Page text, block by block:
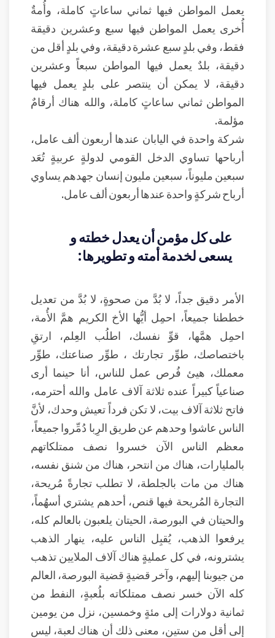
يعمل المواطن فيها ثماني ساعاتٍ كاملة، وأُمةٌ
أُخرى يعمل المواطن فيها سبع وعشرين دقيقة
فقط، وفي بلدٍ سبع عشرة دقيقة، وفي بلدٍ أقل من
دقيقة، بلدٌ يعمل فيها المواطن سبعاً وعشرين
دقيقة، لا يمكن أن ينتصر على بلدٍ يعمل فيها
المواطن ثماني ساعاتٍ كاملة، والله هناك أرقامٌ
مؤلمة.
شركة واحدة في اليابان عندها أربعون ألف عامل،
أرباحها تساوي الدخل القومي لدولةٍ عربيةٍ تُعَد
سبعين مليوناً، سبعين مليون إنسان جهدهم يساوي
أرباح شركةٍ واحدة عندها أربعون ألف عامل.
على كل مؤمن أن يعدل خطته و
يسعى لخدمة أمته و تطويرها:
الأمر دقيق جداً، لا بُدَّ من صحوةٍ، لا بُدَّ من تعديل
خططنا جميعاً، احمِل أيُّها الأخ الكريم همَّ الأُمة،
احمِل همَّها، قوِّ نفسك، اطلُب العِلم، ارتقِ
باختصاصك، طوِّر تجارتك ، طوِّر صناعتك، طوِّر
معملك، هيئ فُرص عمل للناس، أنا حينما أرى
صناعياً كبيراً عنده ثلاثة آلاف عامل والله أحترمه،
فاتح ثلاثة آلاف بيت، لا تكن فرداً تعيش وحدك، لأنَّ
الناس عاشوا وحدهم عن طريق الرِبا دُمِّروا جميعاً،
معظم الناس الآن خسروا نصف ممتلكاتهم
بالمليارات، هناك من انتحر، هناك من شنق نفسه،
هناك من مات بالجلطة، لا تطلب تجارةً مُريحة،
التجارة المُريحة فيها قنص، أحدهم يشتري أسهُماً،
والحيتان في البورصة، الحيتان يلعبون بالعالم كله،
يرفعوا الذهب، يُقبِل الناس عليه، ينهار الذهب
يشترونه، في كل عمليةٍ هناك آلاف الملايين تذهب
من جيوبنا إليهم، وآخر قضيةٍ قضية البورصة، العالم
كله الآن خسر نصف ممتلكاته بلُعبةٍ، النفط من
ثمانية دولارات إلى مئةٍ وخمسين، نزل من يومين
إلى أقل من ستين، معنى ذلك أن هناك لعبة، ليس